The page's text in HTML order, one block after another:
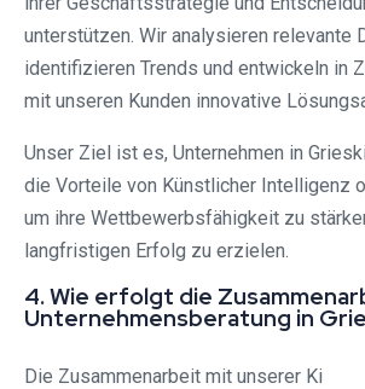
unterstützen. Wir analysieren relevante
identifizieren Trends und entwickeln in
mit unseren Kunden innovative
Unser Ziel ist es, Unternehmen in
die Vorteile von Künstlicher Intelligenz
um ihre Wettbewerbsfähigkeit zu
langfristigen Erfolg zu erzielen.
4. Wie erfolgt die
Unternehmensberatung in
Die Zusammenarbeit mit unserer Ki